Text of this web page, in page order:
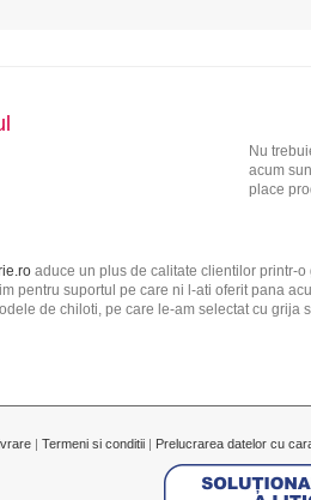
Nu
acum
place
aduce un plus de calitate clientilor printr-o
pentru suportul pe care ni l-ati oferit pana
de chiloti, pe care le-am selectat cu grija
| Termeni si conditii | Prelucrarea datelor cu